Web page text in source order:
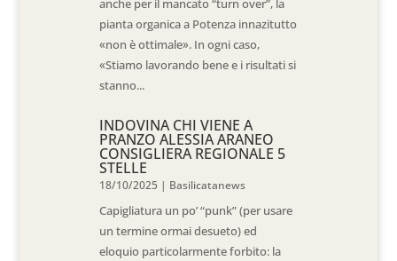
anche per il mancato “turn over”, la
pianta organica a Potenza innazitutto
«non è ottimale». In ogni caso,
«Stiamo lavorando bene e i risultati si
stanno...
INDOVINA CHI VIENE A
PRANZO ALESSIA ARANEO
CONSIGLIERA REGIONALE 5
STELLE
18/10/2025 | Basilicatanews
Capigliatura un po’ “punk” (per usare
un termine ormai desueto) ed
eloquio particolarmente forbito: la